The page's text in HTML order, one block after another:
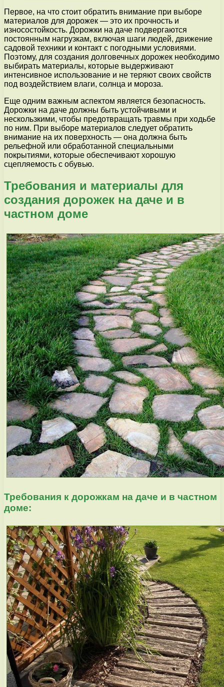
Первое, на что стоит обратить внимание при выборе
материалов для дорожек — это их прочность и
износостойкость. Дорожки на даче подвергаются
постоянным нагрузкам, включая шаги людей, движение
садовой техники и контакт с погодными условиями.
Поэтому, для создания долговечных дорожек необходимо
выбирать материалы, которые выдерживают
интенсивное использование и не теряют своих свойств
под воздействием влаги, солнца и мороза.
Еще одним важным аспектом является безопасность.
Дорожки на даче должны быть устойчивыми и
нескользкими, чтобы предотвращать травмы при ходьбе
по ним. При выборе материалов следует обратить
внимание на их поверхность — она должна быть
рельефной или обработанной специальными
покрытиями, которые обеспечивают хорошую
сцепляемость с обувью.
Требования и материалы для
создания дорожек на даче и в
частном доме
Требования к дорожкам на даче и в частном
доме: